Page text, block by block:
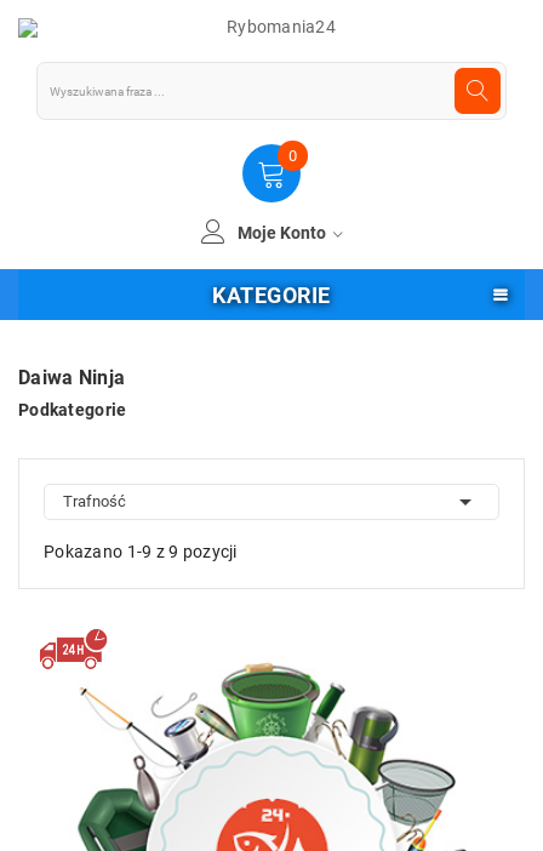
0
Moje Konto
KATEGORIE
Daiwa Ninja
Podkategorie
Trafność 
Pokazano 1-9 z 9 pozycji